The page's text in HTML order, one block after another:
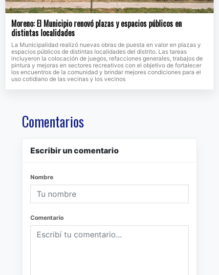
Moreno: El Municipio renovó plazas y espacios públicos en
distintas localidades
La Municipalidad realizó nuevas obras de puesta en valor en plazas y
espacios públicos de distintas localidades del distrito. Las tareas
incluyeron la colocación de juegos, refacciones generales, trabajos de
pintura y mejoras en sectores recreativos con el objetivo de fortalecer
los encuentros de la comunidad y brindar mejores condiciones para el
uso cotidiano de las vecinas y los vecinos
Comentarios
Escribir un comentario
Nombre
Comentario